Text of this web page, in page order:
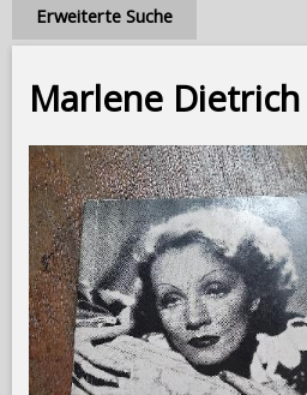
Erweiterte Suche
Marlene Dietrich